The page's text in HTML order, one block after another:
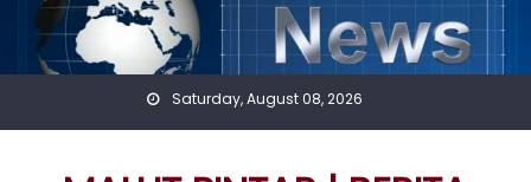
content
Saturday, August 08, 2026